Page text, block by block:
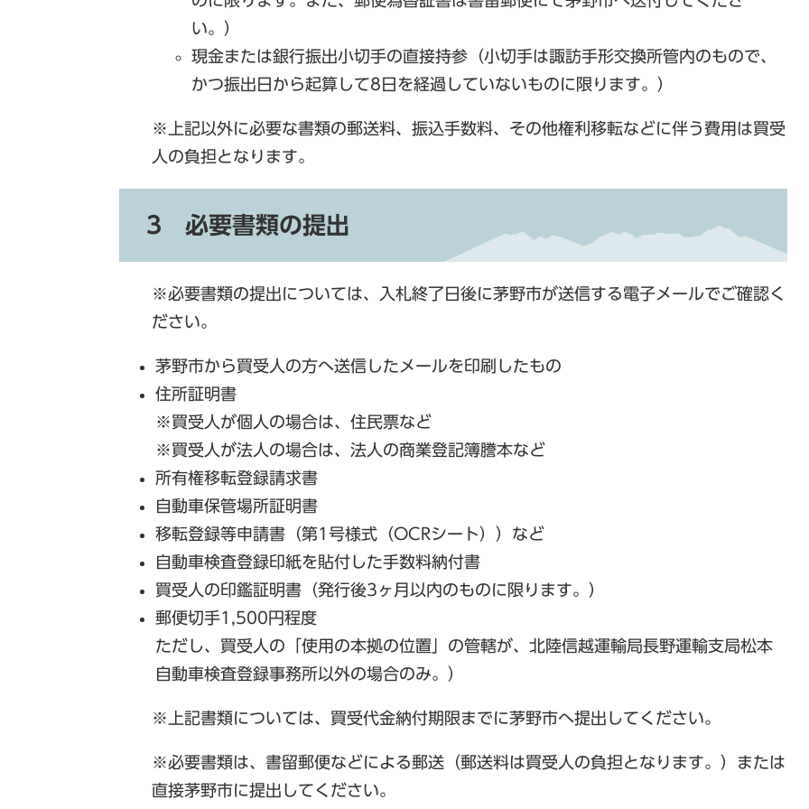
い。）
現金または銀行振出小切手の直接持参（小切手は諏訪手形交換所管内のもので、
かつ振出日から起算して8日を経過していないものに限ります。）
※上記以外に必要な書類の郵送料、振込手数料、その他権利移転などに伴う費用は買受
人の負担となります。
3 必要書類の提出
※必要書類の提出については、入札終了日後に茅野市が送信する電子メールでご確認く
ださい。
茅野市から買受人の方へ送信したメールを印刷したもの
住所証明書
※買受人が個人の場合は、住民票など
※買受人が法人の場合は、法人の商業登記簿謄本など
所有権移転登録請求書
自動車保管場所証明書
移転登録等申請書（第1号様式（OCRシート））など
自動車検査登録印紙を貼付した手数料納付書
買受人の印鑑証明書（発行後3ヶ月以内のものに限ります。）
郵便切手1,500円程度
ただし、買受人の「使用の本拠の位置」の管轄が、北陸信越運輸局長野運輸支局松本
自動車検査登録事務所以外の場合のみ。）
※上記書類については、買受代金納付期限までに茅野市へ提出してください。
※必要書類は、書留郵便などによる郵送（郵送料は買受人の負担となります。）または
直接茅野市に提出してください。